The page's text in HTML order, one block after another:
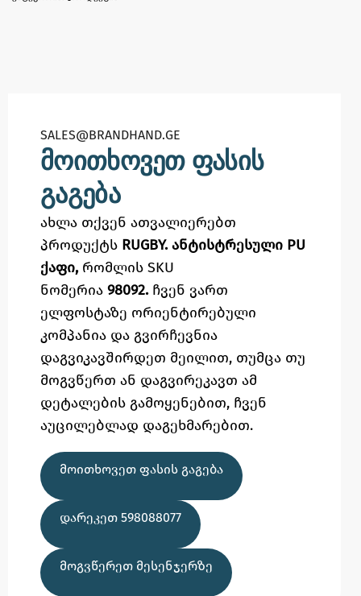
SALES@BRANDHAND.GE​
მოითხოვეთ ფასის
გაგება
ახლა თქვენ ათვალიერებთ
პროდუქტს RUGBY. ანტისტრესული PU
ქაფი, რომლის SKU
ნომერია 98092. ჩვენ ვართ
ელფოსტაზე ორიენტირებული
კომპანია და გვირჩევნია
დაგვიკავშირდეთ მეილით, თუმცა თუ
მოგვწერთ ან დაგვირეკავთ ამ
დეტალების გამოყენებით, ჩვენ
აუცილებლად დაგეხმარებით.
ᲛᲝᲘᲗᲮᲝᲕᲔᲗ ᲤᲐᲡᲘᲡ ᲒᲐᲒᲔᲑᲐ
ᲓᲐᲠᲔᲙᲔᲗ 598088077
ᲛᲝᲒᲕᲬᲔᲠᲔᲗ ᲛᲔᲡᲔᲜᲯᲔᲠᲖᲔ